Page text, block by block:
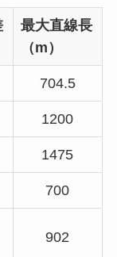
最大直線長
（m）
704.5
1200
1475
700
902